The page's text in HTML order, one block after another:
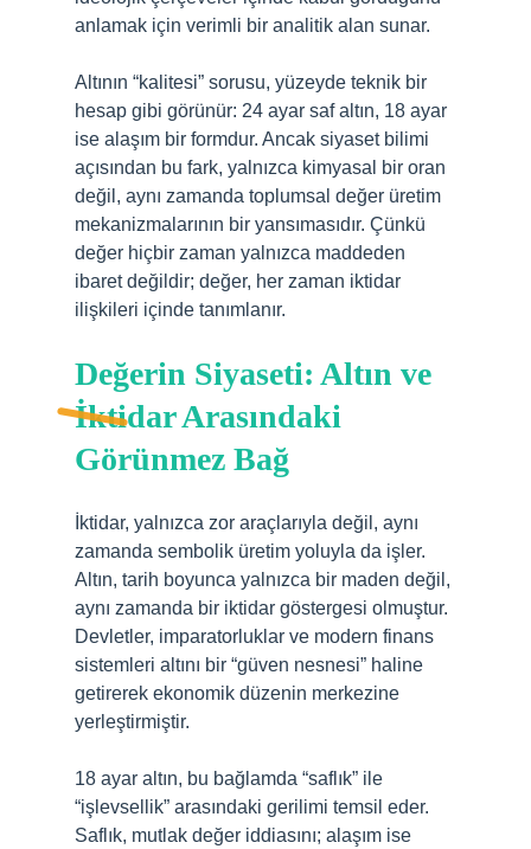
anlamak için verimli bir analitik alan sunar.
Altının “kalitesi” sorusu, yüzeyde teknik bir
hesap gibi görünür: 24 ayar saf altın, 18 ayar
ise alaşım bir formdur. Ancak siyaset bilimi
açısından bu fark, yalnızca kimyasal bir oran
değil, aynı zamanda toplumsal değer üretim
mekanizmalarının bir yansımasıdır. Çünkü
değer hiçbir zaman yalnızca maddeden
ibaret değildir; değer, her zaman iktidar
ilişkileri içinde tanımlanır.
Değerin Siyaseti: Altın ve
İktidar Arasındaki
Görünmez Bağ
İktidar, yalnızca zor araçlarıyla değil, aynı
zamanda sembolik üretim yoluyla da işler.
Altın, tarih boyunca yalnızca bir maden değil,
aynı zamanda bir iktidar göstergesi olmuştur.
Devletler, imparatorluklar ve modern finans
sistemleri altını bir “güven nesnesi” haline
getirerek ekonomik düzenin merkezine
yerleştirmiştir.
18 ayar altın, bu bağlamda “saflık” ile
“işlevsellik” arasındaki gerilimi temsil eder.
Saflık, mutlak değer iddiasını; alaşım ise